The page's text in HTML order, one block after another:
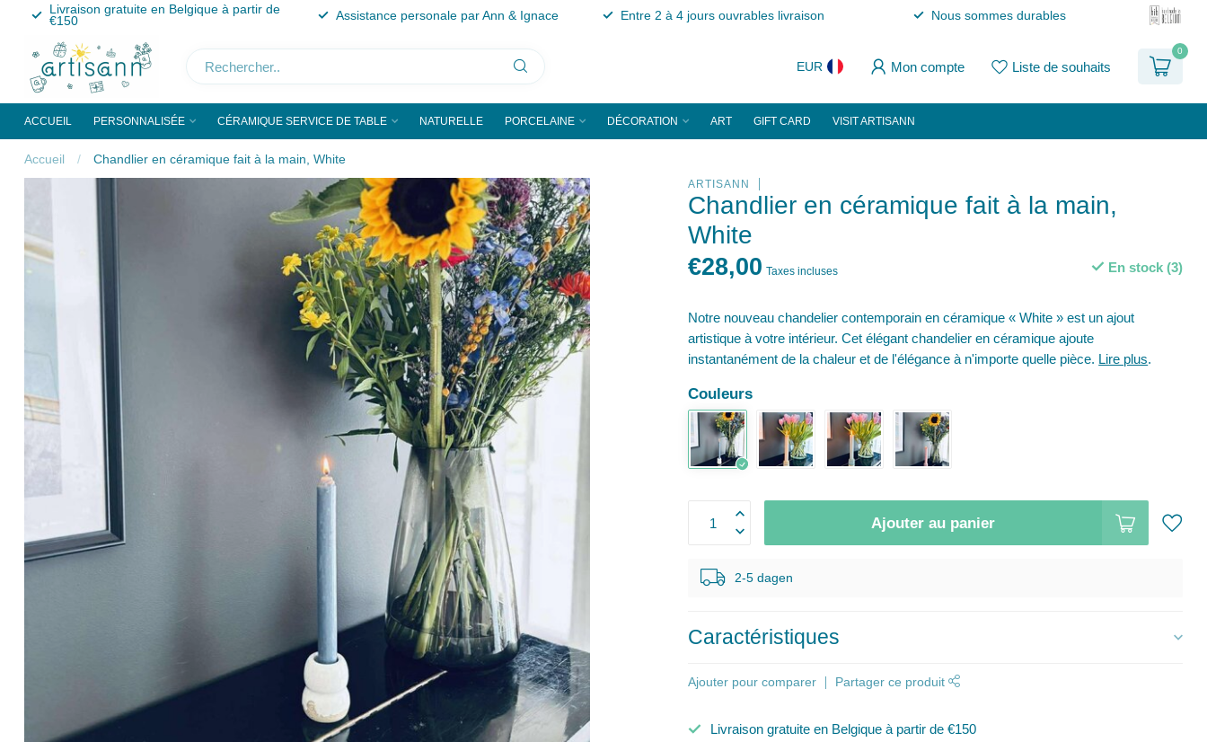
Livraison gratuite en Belgique à partir de
€150
Assistance personale par Ann & Ignace Entre 2 à 4 jours ouvrables livraison Nous sommes durables
EUR Mon compte Liste de souhaits
0
ACCUEIL PERSONNALISÉE CÉRAMIQUE SERVICE DE TABLE NATURELLE PORCELAINE DÉCORATION ART GIFT CARD VISIT ARTISANN
Accueil / Chandlier en céramique fait à la main, White
ARTISANN
Chandlier en céramique fait à la main,
White
€28,00 Taxes incluses En stock (3)
Notre nouveau chandelier contemporain en céramique « White » est un ajout
artistique à votre intérieur. Cet élégant chandelier en céramique ajoute
instantanément de la chaleur et de l'élégance à n'importe quelle pièce. Lire plus.
Couleurs
Ajouter au panier
2-5 dagen
Caractéristiques
Ajouter pour comparer Partager ce produit
Livraison gratuite en Belgique à partir de €150